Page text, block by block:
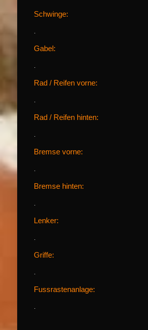
Schwinge:
.
Gabel:
.
Rad / Reifen vorne:
.
Rad / Reifen hinten:
.
Bremse vorne:
.
Bremse hinten:
.
Lenker:
.
Griffe:
.
Fussrastenanlage:
.